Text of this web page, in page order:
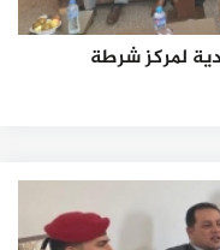
لمركز شرطة